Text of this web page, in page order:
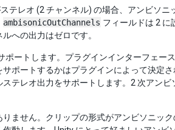
テレオ (2 チャンネル) の場合、アンビソニ
ambisonicOutChannels フィールドは 2 に
への出力はゼロです。
ートします。プラグインインターフェー
ポートするかはプラグインによって決定
テレオ出力をサポートします。2 次アンビ
ません。クリップの形式がアンビソニッ